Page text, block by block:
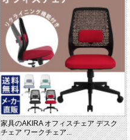
家具のAKIRA オフィスチェア デスク
チェア ワークチェア...